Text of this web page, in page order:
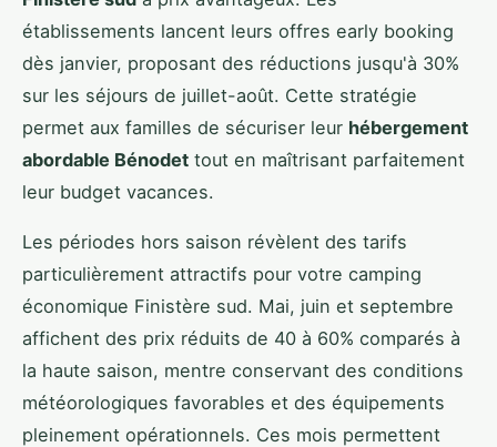
établissements lancent leurs offres early booking
dès janvier, proposant des réductions jusqu'à 30%
sur les séjours de juillet-août. Cette stratégie
permet aux familles de sécuriser leur hébergement
abordable Bénodet tout en maîtrisant parfaitement
leur budget vacances.
Les périodes hors saison révèlent des tarifs
particulièrement attractifs pour votre camping
économique Finistère sud. Mai, juin et septembre
affichent des prix réduits de 40 à 60% comparés à
la haute saison, mentre conservant des conditions
météorologiques favorables et des équipements
pleinement opérationnels. Ces mois permettent